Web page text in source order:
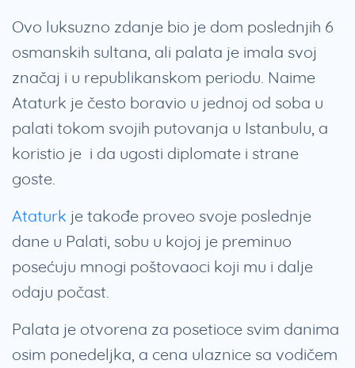
Ovo luksuzno zdanje bio je dom poslednjih 6
osmanskih sultana, ali palata je imala svoj
značaj i u republikanskom periodu. Naime
Ataturk je često boravio u jednoj od soba u
palati tokom svojih putovanja u Istanbulu, a
koristio je i da ugosti diplomate i strane
goste.
Ataturk je takođe proveo svoje poslednje
dane u Palati, sobu u kojoj je preminuo
posećuju mnogi poštovaoci koji mu i dalje
odaju počast.
Palata je otvorena za posetioce svim danima
osim ponedeljka, a cena ulaznice sa vodičem